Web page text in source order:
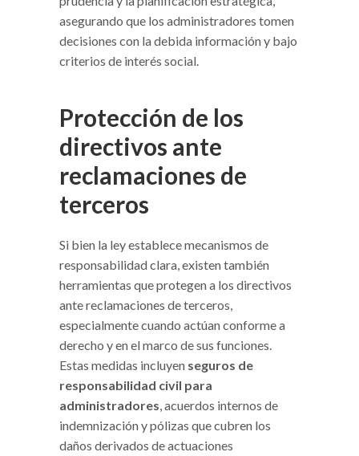
asegurando que los administradores tomen
decisiones con la debida información y bajo
criterios de interés social.
Protección de los
directivos ante
reclamaciones de
terceros
Si bien la ley establece mecanismos de
responsabilidad clara, existen también
herramientas que protegen a los directivos
ante reclamaciones de terceros,
especialmente cuando actúan conforme a
derecho y en el marco de sus funciones.
Estas medidas incluyen seguros de
responsabilidad civil para
administradores, acuerdos internos de
indemnización y pólizas que cubren los
daños derivados de actuaciones